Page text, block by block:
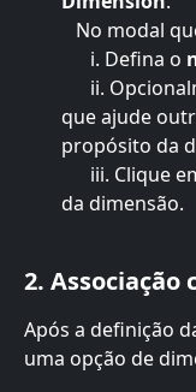
No modal
      i. Defina o
ii.
que ajude
propósito da
iii. Clique
da dimensão.
2. Associação
Após a definição
uma opção de